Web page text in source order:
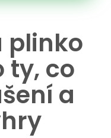
plinko
ty, co
a